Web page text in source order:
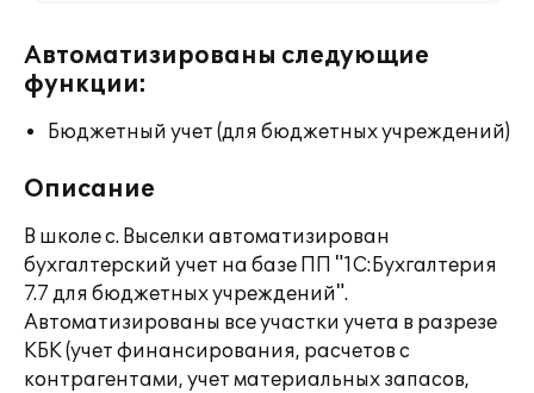
Автоматизированы следующие
функции:
Бюджетный учет (для бюджетных учреждений)
Описание
В школе с. Выселки автоматизирован
бухгалтерский учет на базе ПП "1С:Бухгалтерия
7.7 для бюджетных учреждений".
Автоматизированы все участки учета в разрезе
КБК (учет финансирования, расчетов с
контрагентами, учет материальных запасов,